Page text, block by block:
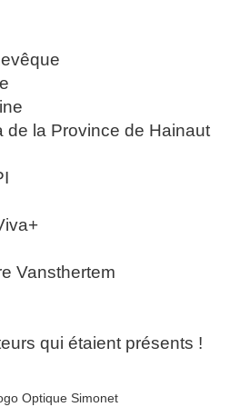
de la Province de Hainaut
Vansthertem
qui étaient présents !